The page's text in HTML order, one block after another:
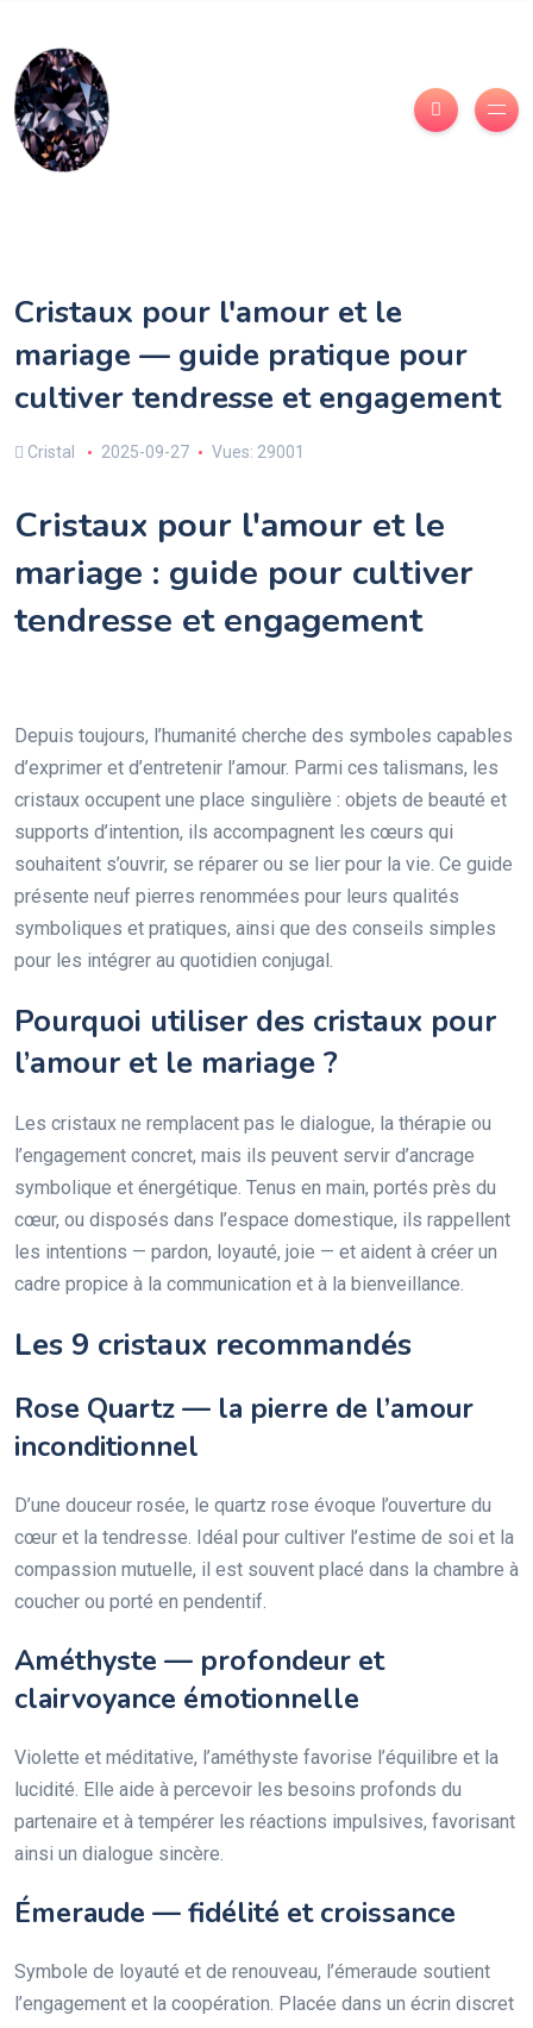
Cristaux pour l'amour et le
mariage — guide pratique pour
cultiver tendresse et engagement
Cristal 2025-09-27 Vues: 29001
Cristaux pour l'amour et le
mariage : guide pour cultiver
tendresse et engagement
Depuis toujours, l’humanité cherche des symboles capables
d’exprimer et d’entretenir l’amour. Parmi ces talismans, les
cristaux occupent une place singulière : objets de beauté et
supports d’intention, ils accompagnent les cœurs qui
souhaitent s’ouvrir, se réparer ou se lier pour la vie. Ce guide
présente neuf pierres renommées pour leurs qualités
symboliques et pratiques, ainsi que des conseils simples
pour les intégrer au quotidien conjugal.
Pourquoi utiliser des cristaux pour
l’amour et le mariage ?
Les cristaux ne remplacent pas le dialogue, la thérapie ou
l’engagement concret, mais ils peuvent servir d’ancrage
symbolique et énergétique. Tenus en main, portés près du
cœur, ou disposés dans l’espace domestique, ils rappellent
les intentions — pardon, loyauté, joie — et aident à créer un
cadre propice à la communication et à la bienveillance.
Les 9 cristaux recommandés
Rose Quartz — la pierre de l’amour
inconditionnel
D’une douceur rosée, le quartz rose évoque l’ouverture du
cœur et la tendresse. Idéal pour cultiver l’estime de soi et la
compassion mutuelle, il est souvent placé dans la chambre à
coucher ou porté en pendentif.
Améthyste — profondeur et
clairvoyance émotionnelle
Violette et méditative, l’améthyste favorise l’équilibre et la
lucidité. Elle aide à percevoir les besoins profonds du
partenaire et à tempérer les réactions impulsives, favorisant
ainsi un dialogue sincère.
Émeraude — fidélité et croissance
Symbole de loyauté et de renouveau, l’émeraude soutient
l’engagement et la coopération. Placée dans un écrin discret